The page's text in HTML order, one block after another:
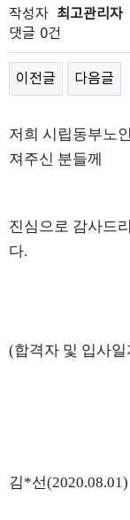
작성자 최고관리자
댓글 0건
이전글 다음글
저희 시립동부노
져주신 분들께
진심으로 감사드
다.
(합격자 및 입사일
김*선(2020.08.01)